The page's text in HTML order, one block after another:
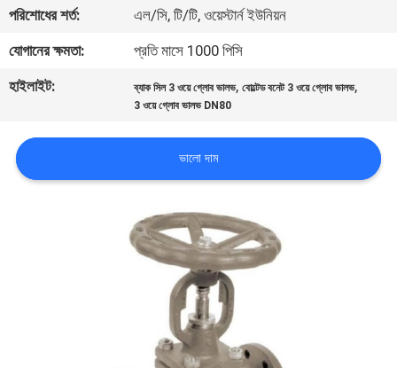
করুন
খবর
উদ্ধৃতির
জন্য
পরিশোধের শর্ত:
এল/সি, টি/টি, ওয়েস্টার্ন ইউনিয়ন
যোগানের ক্ষমতা:
প্রতি মাসে 1000 পিসি
হাইলাইট:
ব্যাক সিল 3 ওয়ে গ্লোব ভালভ,বোল্টেড বনেট 3 ওয়ে গ্লোব ভালভ,
3 ওয়ে গ্লোব ভালভ DN80
ভালো দাম